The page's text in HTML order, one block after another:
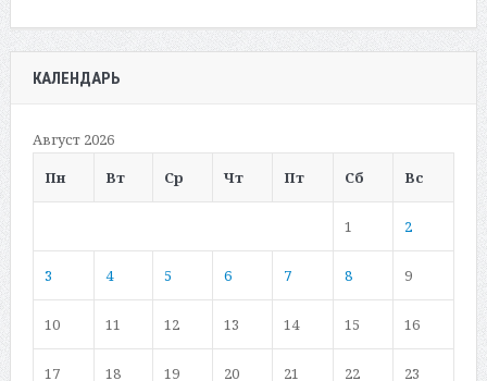
КАЛЕНДАРЬ
Август 2026
Пн
Вт Ср Чт Пт Сб Вс
1 2
3 4 5 6 7 8 9
10 11 12 13 14 15 16
17 18 19 20 21 22 23